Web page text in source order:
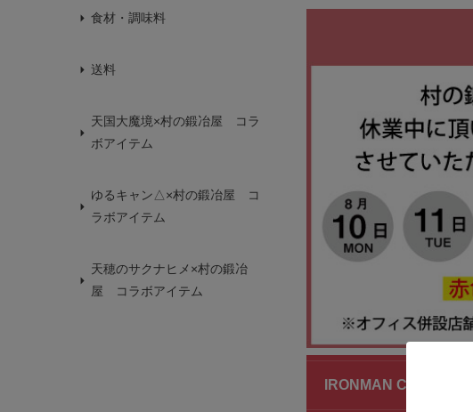
食材・調味料
送料
天国大魔境×村の鍛冶屋 コラ
ボアイテム
ゆるキャン△×村の鍛冶屋 コ
ラボアイテム
天穂のサクナヒメ×村の鍛冶
屋 コラボアイテム
IRONMAN CLUB(鉄